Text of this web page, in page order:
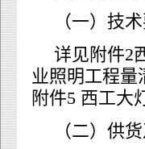
（一）技
详见附件2
业照明工程量
附件5 西工大
（二）供